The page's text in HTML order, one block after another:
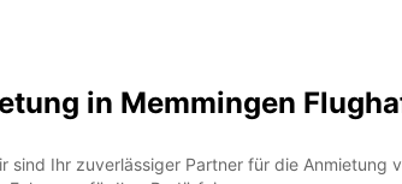
in Memmingen
sind Ihr zuverlässiger Partner für die